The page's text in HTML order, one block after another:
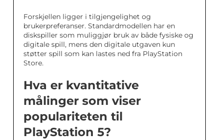
Forskjellen ligger i tilgjengelighet og
brukerpreferanser. Standardmodellen har en
diskspiller som muliggjør bruk av både fysiske og
digitale spill, mens den digitale utgaven kun
støtter spill som kan lastes ned fra PlayStation
Store.
Hva er kvantitative
målinger som viser
populariteten til
PlayStation 5?